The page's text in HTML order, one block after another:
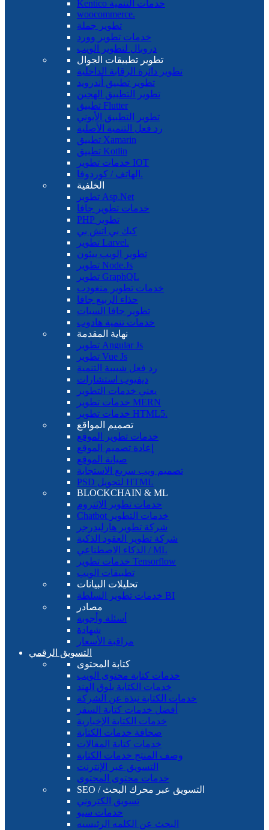
Kentico خدمات التنمية
woocommerce.
تطوير جملة
خدمات تطوير وورد
دروبال لتطوير الويب
تطوير تطبيقات الجوال
تطوير دائرة الرقابة الداخلية
تطوير تطبيق أندرويد
تطوير التطبيق الهجين
تطبيق Flutter
تطوير التطبيق الأيوني
رد فعل التنمية الأصلية
تطبيق Xamarin
تطبيق Kotlin
خدمات تطوير IOT
الهاتف / كوردوفا.
الخلفية
تطوير Asp.Net
خدمات تطوير جافا
PHP تطوير
كيك بي اتش بي
تطوير Larvel.
تطوير الويب بيثون
تطوير Node.Js
تطوير GraphQL
خدمات تطوير منغودب
حذاء الربيع جافا
تطوير جافا السبات
خدمات تنمية هادوب
نهاية المقدمة
تطوير Angular Js
تطوير Vue Js
رد فعل شبيبة التنمية
ديفيوب استشارات
يعني خدمات التطوير
خدمات تطوير MERN
خدمات تطوير HTML5.
تصميم المواقع
خدمات تطوير الموقع
إعادة تصميم الموقع
صيانة الموقع
تصميم ويب سريع الاستجابة
PSD لتحويل HTML
BLOCKCHAIN ​​& ML
خدمات تطوير الإثتروم
Chatbot خدمات التطوير
شركة تطوير هارليدرجر
شركة تطوير العقود الذكية
الذكاء الاصطناعي / ML
خدمات تطوير Tensorflow
تطبيقات الويب
تحليلات البيانات
خدمات تطوير السلطة BI
مصادر
أسئلة وأجوبة
شهادة
مراقبة الأسعار
التسويق الرقمي
كتابة المحتوى
خدمات كتابة محتوى الويب
خدمات الكتابة بلوق الهند
خدمات الكتابة نبذة عن الشركة
أفضل خدمات كتابة السفر
خدمات الكتابة الإخبارية
صحافة خدمات الكتابة
خدمات كتابة المقالات
وصف المنتج خدمات الكتابة
التسويق عبر الإنترنت
خدمات محتوى المحتوى
SEO / التسويق عبر محرك البحث
تسويق الكتروني
خدمات سيو
البحث عن الكلمه الرئيسيه